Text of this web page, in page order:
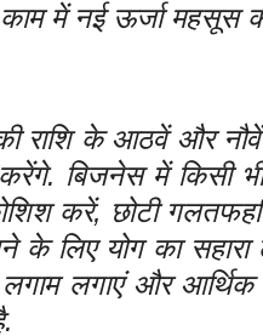
में नई ऊर्जा महसूस
राशि के आठवें और नौवें
बिजनेस में किसी
करें, छोटी
लिए योग का सहारा
लगाएं और आर्थिक